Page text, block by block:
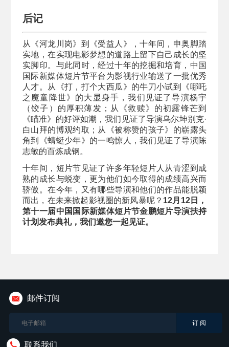
后记
从《河龙川岗》到《受益人》，十年间，申奥脚踏
实地，在实现电影梦想的道路上留下自己成长的坚
实脚印。与此同时，经过十年的挖掘和培育，中国
国际新媒体短片节平台为影视行业输送了一批优秀
人才。从《打，打个大西瓜》的牛刀小试到《哪吒
之魔童降世》的大显身手，我们见证了导演杨宇
（饺子）的厚积薄发；从《救赎》的初露锋芒到
《瞄准》的好评如潮，我们见证了导演乌尔坤别克·
白山拜的博观约取；从《被称赞的孩子》的崭露头
角到《蜻蜓少年》的一鸣惊人，我们见证了导演陈
志敏的百炼成钢。
十年间，短片节见证了许多年轻短片人从青涩到成
熟的成长与蜕变，更为他们如今取得的成绩高兴而
骄傲。在今年，又有哪些导演和他们的作品能脱颖
而出，在未来掀起影视圈的新风暴呢？ 12月12日，
第十一届中国国际新媒体短片节金鹏短片导演扶持
计划发布典礼，我们邀您一起见证。
邮件订阅
联系我们